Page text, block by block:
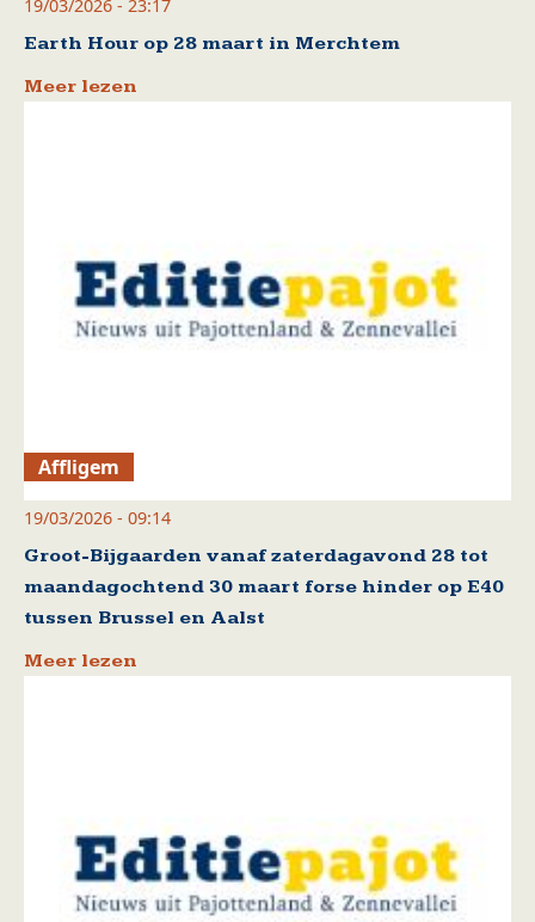
19/03/2026 - 23:17
Earth Hour op 28 maart in Merchtem
Meer lezen
Affligem
19/03/2026 - 09:14
Groot-Bijgaarden vanaf zaterdagavond 28 tot
maandagochtend 30 maart forse hinder op E40
tussen Brussel en Aalst
Meer lezen